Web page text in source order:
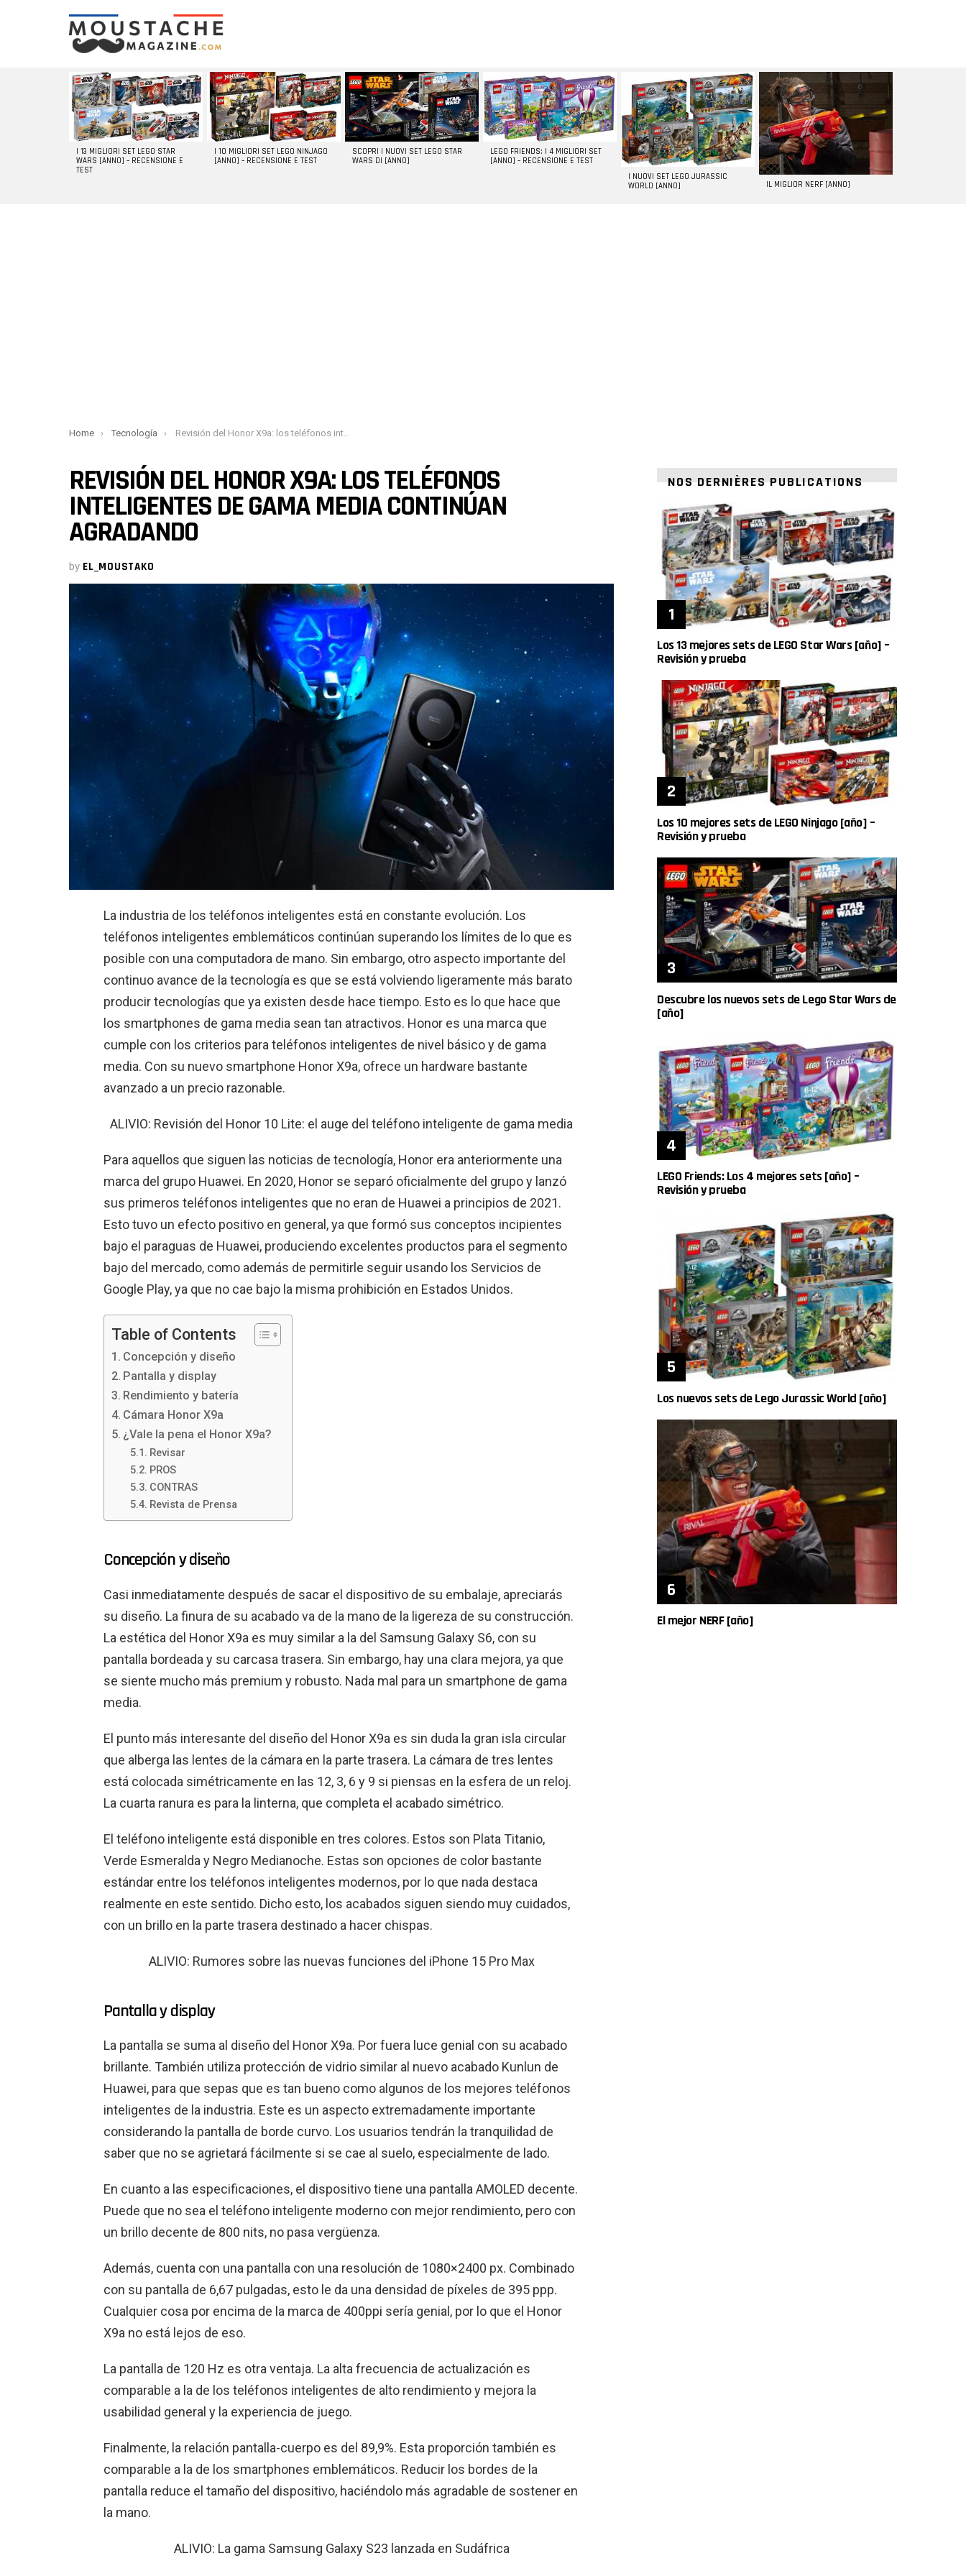
LATEST
STORIES
I 13 MIGLIORI SET LEGO STAR
WARS [ANNO] – RECENSIONE E
TEST
I 10 MIGLIORI SET LEGO NINJAGO
[ANNO] – RECENSIONE E TEST
SCOPRI I NUOVI SET LEGO STAR
WARS DI [ANNO]
LEGO FRIENDS: I 4 MIGLIORI SET
[ANNO] – RECENSIONE E TEST
I NUOVI SET LEGO JURASSIC
WORLD [ANNO]
IL MIGLIOR NERF [ANNO]
You are here:
Home Tecnología Revisión del Honor X9a: los teléfonos inteligentes de gama media continúan agradando
REVISIÓN DEL HONOR X9A: LOS TELÉFONOS
INTELIGENTES DE GAMA MEDIA CONTINÚAN
AGRADANDO
by EL_MOUSTAKO
La industria de los teléfonos inteligentes está en constante evolución. Los
teléfonos inteligentes emblemáticos continúan superando los límites de lo que es
posible con una computadora de mano. Sin embargo, otro aspecto importante del
continuo avance de la tecnología es que se está volviendo ligeramente más barato
producir tecnologías que ya existen desde hace tiempo. Esto es lo que hace que
los smartphones de gama media sean tan atractivos. Honor es una marca que
cumple con los criterios para teléfonos inteligentes de nivel básico y de gama
media. Con su nuevo smartphone Honor X9a, ofrece un hardware bastante
avanzado a un precio razonable.
ALIVIO: Revisión del Honor 10 Lite: el auge del teléfono inteligente de gama media
Para aquellos que siguen las noticias de tecnología, Honor era anteriormente una
marca del grupo Huawei. En 2020, Honor se separó oficialmente del grupo y lanzó
sus primeros teléfonos inteligentes que no eran de Huawei a principios de 2021.
Esto tuvo un efecto positivo en general, ya que formó sus conceptos incipientes
bajo el paraguas de Huawei, produciendo excelentes productos para el segmento
bajo del mercado, como además de permitirle seguir usando los Servicios de
Google Play, ya que no cae bajo la misma prohibición en Estados Unidos.
Table of Contents
Concepción y diseño
Pantalla y display
Rendimiento y batería
Cámara Honor X9a
¿Vale la pena el Honor X9a?
Revisar
PROS
CONTRAS
Revista de Prensa
Concepción y diseño
Casi inmediatamente después de sacar el dispositivo de su embalaje, apreciarás
su diseño. La finura de su acabado va de la mano de la ligereza de su construcción.
La estética del Honor X9a es muy similar a la del Samsung Galaxy S6, con su
pantalla bordeada y su carcasa trasera. Sin embargo, hay una clara mejora, ya que
se siente mucho más premium y robusto. Nada mal para un smartphone de gama
media.
El punto más interesante del diseño del Honor X9a es sin duda la gran isla circular
que alberga las lentes de la cámara en la parte trasera. La cámara de tres lentes
está colocada simétricamente en las 12, 3, 6 y 9 si piensas en la esfera de un reloj.
La cuarta ranura es para la linterna, que completa el acabado simétrico.
El teléfono inteligente está disponible en tres colores. Estos son Plata Titanio,
Verde Esmeralda y Negro Medianoche. Estas son opciones de color bastante
estándar entre los teléfonos inteligentes modernos, por lo que nada destaca
realmente en este sentido. Dicho esto, los acabados siguen siendo muy cuidados,
con un brillo en la parte trasera destinado a hacer chispas.
ALIVIO: Rumores sobre las nuevas funciones del iPhone 15 Pro Max
Pantalla y display
La pantalla se suma al diseño del Honor X9a. Por fuera luce genial con su acabado
brillante. También utiliza protección de vidrio similar al nuevo acabado Kunlun de
Huawei, para que sepas que es tan bueno como algunos de los mejores teléfonos
inteligentes de la industria. Este es un aspecto extremadamente importante
considerando la pantalla de borde curvo. Los usuarios tendrán la tranquilidad de
saber que no se agrietará fácilmente si se cae al suelo, especialmente de lado.
En cuanto a las especificaciones, el dispositivo tiene una pantalla AMOLED decente.
Puede que no sea el teléfono inteligente moderno con mejor rendimiento, pero con
un brillo decente de 800 nits, no pasa vergüenza.
Además, cuenta con una pantalla con una resolución de 1080×2400 px. Combinado
con su pantalla de 6,67 pulgadas, esto le da una densidad de píxeles de 395 ppp.
Cualquier cosa por encima de la marca de 400ppi sería genial, por lo que el Honor
X9a no está lejos de eso.
La pantalla de 120 Hz es otra ventaja. La alta frecuencia de actualización es
comparable a la de los teléfonos inteligentes de alto rendimiento y mejora la
usabilidad general y la experiencia de juego.
Finalmente, la relación pantalla-cuerpo es del 89,9%. Esta proporción también es
comparable a la de los smartphones emblemáticos. Reducir los bordes de la
pantalla reduce el tamaño del dispositivo, haciéndolo más agradable de sostener en
la mano.
ALIVIO: La gama Samsung Galaxy S23 lanzada en Sudáfrica
NOS DERNIÈRES PUBLICATIONS
Los 13 mejores sets de LEGO Star Wars [año] –
Revisión y prueba
Los 10 mejores sets de LEGO Ninjago [año] –
Revisión y prueba
Descubre los nuevos sets de Lego Star Wars de
[año]
LEGO Friends: Los 4 mejores sets [año] –
Revisión y prueba
Los nuevos sets de Lego Jurassic World [año]
El mejor NERF [año]